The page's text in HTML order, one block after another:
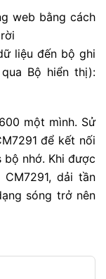
web bằng cách
liệu đến bộ ghi
Bộ hiển thị):
một mình. Sử
để kết nối
bộ nhớ. Khi được
dải tần
sóng trở nên